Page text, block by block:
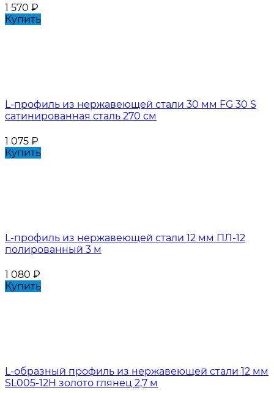
1 570 ₽
Купить
L-профиль из нержавеющей стали 30 мм FG 30 S
сатинированная сталь 270 см
1 075 ₽
Купить
L-профиль из нержавеющей стали 12 мм ПЛ-12
полированный 3 м
1 080 ₽
Купить
L-образный профиль из нержавеющей стали 12 мм
SL005-12H золото глянец 2,7 м